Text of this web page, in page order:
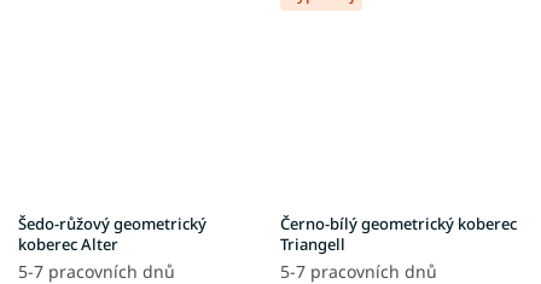
Šedo-růžový geometrický
koberec Alter
5-7 pracovních dnů
Černo-bílý geometrický koberec
Triangell
5-7 pracovních dnů